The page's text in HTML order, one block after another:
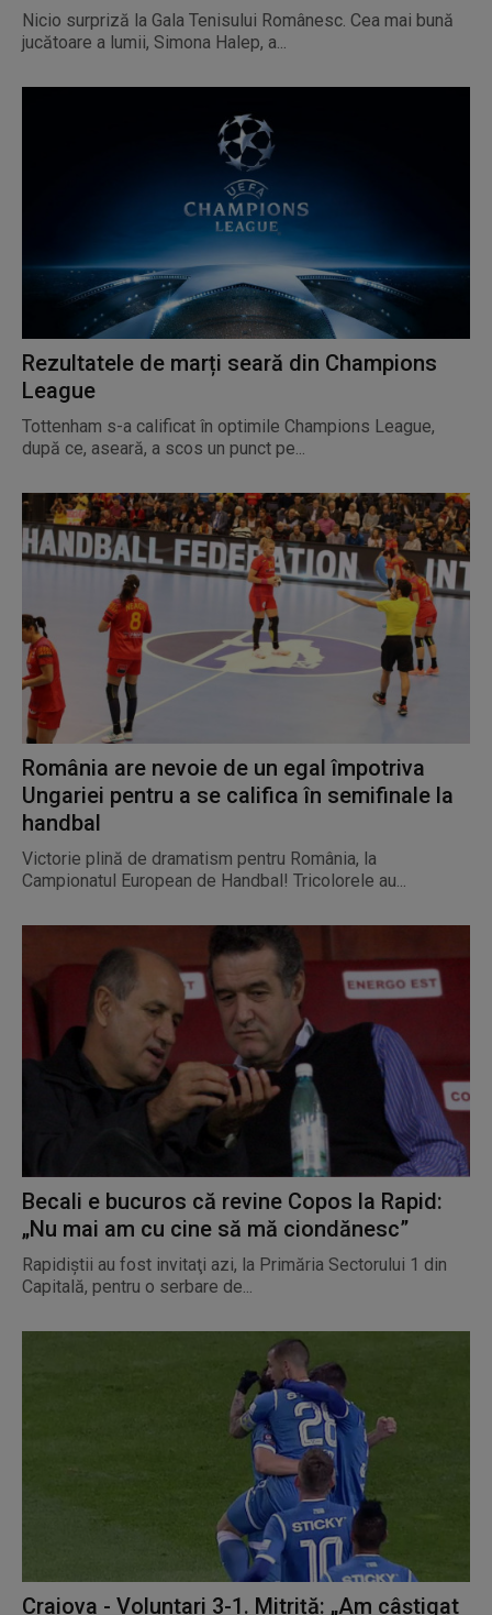
Nicio surpriză la Gala Tenisului Românesc. Cea mai bună
jucătoare a lumii, Simona Halep, a...
Rezultatele de marți seară din Champions
League
Tottenham s-a calificat în optimile Champions League,
după ce, aseară, a scos un punct pe...
România are nevoie de un egal împotriva
Ungariei pentru a se califica în semifinale la
handbal
Victorie plină de dramatism pentru România, la
Campionatul European de Handbal! Tricolorele au...
Becali e bucuros că revine Copos la Rapid:
„Nu mai am cu cine să mă ciondănesc”
Rapidiștii au fost invitaţi azi, la Primăria Sectorului 1 din
Capitală, pentru o serbare de...
Craiova - Voluntari 3-1. Mitriță: „Am câștigat